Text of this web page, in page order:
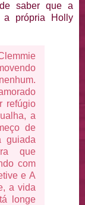
saber que a
própria Holly
refúgio
a
de
guiada
que
com
e A
a vida
longe